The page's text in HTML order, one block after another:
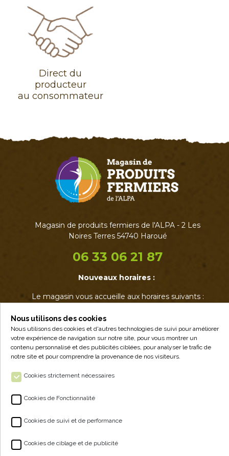
Direct du
producteur
au consommateur
Magasin de produits fermiers de l'ALPA - 2 Les
Noires Terres 54740 Haroué
06 33 06 21 87
Nouveaux horaires :
Le magasin vous accueille aux horaires suivants :
• Jeudi : 17h - 19h
• Vendredi : 14h - 19h
• Samedi : 9h - 12h30
ALPA - VENTE À LA FERME
Nous utilisons des cookies
Nous utilisons des cookies et d'autres technologies de suivi pour améliorer
votre expérience de navigation sur notre site, pour vous montrer un
contenu personnalisé et des publicités ciblées, pour analyser le trafic de
notre site et pour comprendre la provenance de nos visiteurs.
Cookies strictement nécessaires
Cookies de Fonctionnalité
Cookies de suivi et de performance
Cookies de ciblage et de publicité